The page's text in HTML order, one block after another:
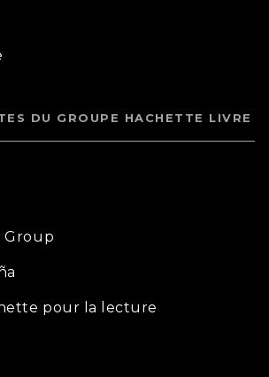
DU GROUPE HACHETTE LIVRE
Group
pour la lecture